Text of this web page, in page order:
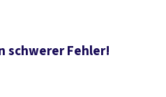
schwerer Fehler!